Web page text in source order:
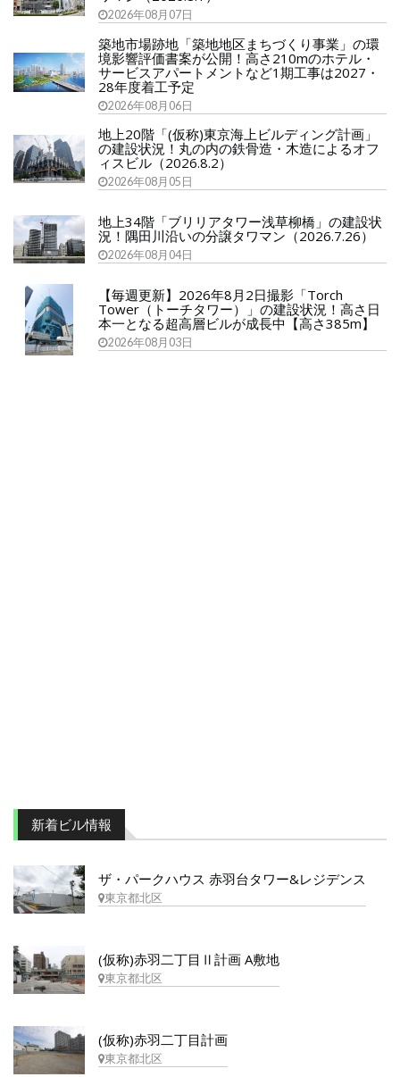
2026年08月07日
築地市場跡地「築地地区まちづくり事業」の環
境影響評価書案が公開！高さ210mのホテル・
サービスアパートメントなど1期工事は2027・
28年度着工予定
2026年08月06日
地上20階「(仮称)東京海上ビルディング計画」
の建設状況！丸の内の鉄骨造・木造によるオフ
ィスビル（2026.8.2）
2026年08月05日
地上34階「ブリリアタワー浅草柳橋」の建設状
況！隅田川沿いの分譲タワマン（2026.7.26）
2026年08月04日
【毎週更新】2026年8月2日撮影「Torch
Tower（トーチタワー）」の建設状況！高さ日
本一となる超高層ビルが成長中【高さ385m】
2026年08月03日
新着ビル情報
ザ・パークハウス 赤羽台タワー&レジデンス
東京都北区
(仮称)赤羽二丁目Ⅱ計画 A敷地
東京都北区
(仮称)赤羽二丁目計画
東京都北区